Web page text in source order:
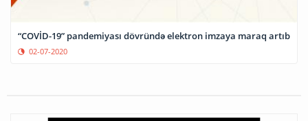
“COVİD-19” pandemiyası dövründə elektron imzaya maraq artıb
02-07-2020